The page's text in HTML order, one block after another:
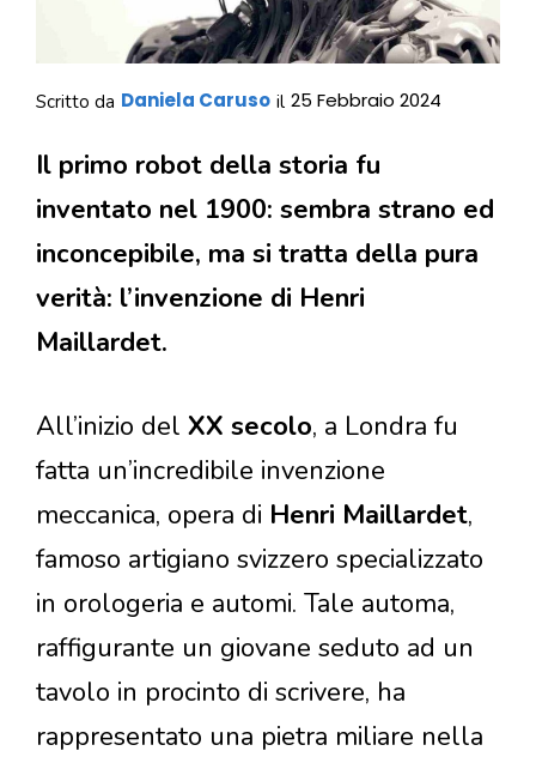
Scritto da Daniela Caruso il 25 Febbraio 2024
Il primo robot della storia fu
inventato nel 1900: sembra strano ed
inconcepibile, ma si tratta della pura
verità: l’invenzione di Henri
Maillardet.
All’inizio del XX secolo, a Londra fu
fatta un’incredibile invenzione
meccanica, opera di Henri Maillardet,
famoso artigiano svizzero specializzato
in orologeria e automi. Tale automa,
raffigurante un giovane seduto ad un
tavolo in procinto di scrivere, ha
rappresentato una pietra miliare nella